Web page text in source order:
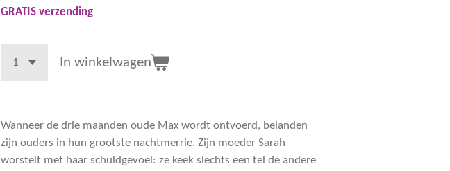
GRATIS verzending
In winkelwagen
Wanneer de drie maanden oude Max wordt ontvoerd, belanden
zijn ouders in hun grootste nachtmerrie. Zijn moeder Sarah
worstelt met haar schuldgevoel: ze keek slechts een tel de andere